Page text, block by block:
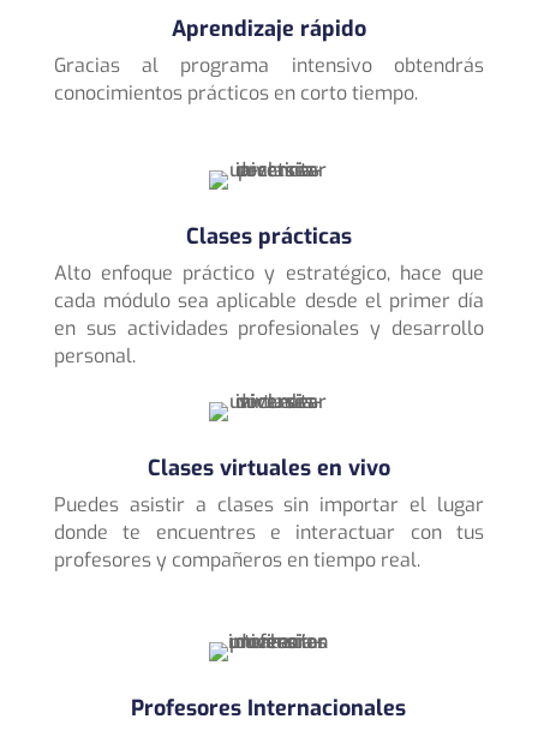
Aprendizaje rápido
Gracias al programa intensivo obtendrás
conocimientos prácticos en corto tiempo.
Clases prácticas
Alto enfoque práctico y estratégico, hace que
cada módulo sea aplicable desde el primer día
en sus actividades profesionales y desarrollo
personal.
Clases virtuales en vivo
Puedes asistir a clases sin importar el lugar
donde te encuentres e interactuar con tus
profesores y compañeros en tiempo real.
Profesores Internacionales